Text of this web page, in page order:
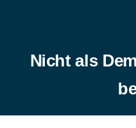
Nicht als